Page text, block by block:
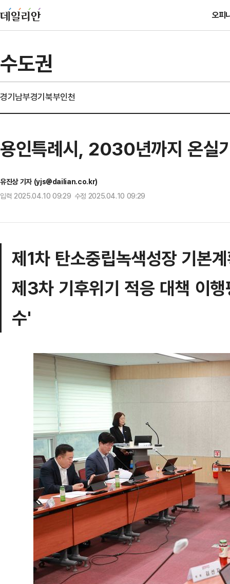
오피
수도권
경기남부경기북부인천
용인특례시, 2030년까지 온실
유진상 기자 (yjs@dailian.co.kr)
입력 2025.04.10 09:29 수정 2025.04.10 09:29
제1차 탄소중립녹색성장 기본
제3차 기후위기 적응 대책 이
수'